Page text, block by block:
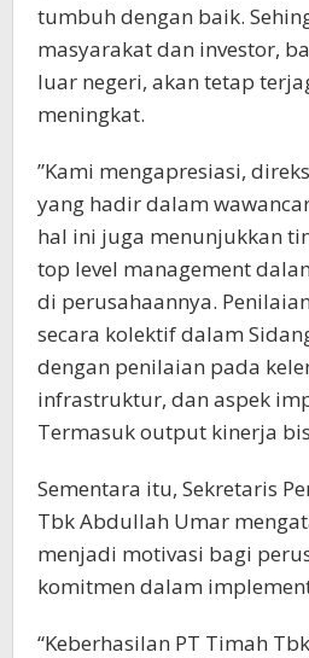
tumbuh dengan baik.
masyarakat dan investor,
luar negeri, akan tetap
meningkat.
”Kami mengapresiasi,
yang hadir dalam
hal ini juga menunjukkan
top level management
di perusahaannya.
secara kolektif dalam
dengan penilaian pada
infrastruktur, dan aspek
Termasuk output kinerja
Sementara itu, Sekretaris
Tbk Abdullah Umar
menjadi motivasi bagi
komitmen dalam
“Keberhasilan PT Timah